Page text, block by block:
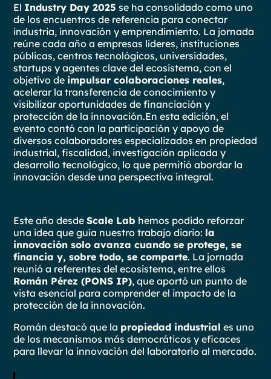
El Industry Day 2025 se ha consolidado como uno
de los encuentros de referencia para conectar
industria, innovación y emprendimiento. La jornada
reúne cada año a empresas líderes, instituciones
públicas, centros tecnológicos, universidades,
startups y agentes clave del ecosistema, con el
objetivo de impulsar colaboraciones reales,
acelerar la transferencia de conocimiento y
visibilizar oportunidades de financiación y
protección de la innovación.En esta edición, el
evento contó con la participación y apoyo de
diversos colaboradores especializados en propiedad
industrial, fiscalidad, investigación aplicada y
desarrollo tecnológico, lo que permitió abordar la
innovación desde una perspectiva integral.
Este año desdeScale Lab hemos podido reforzar
una idea que guía nuestro trabajo diario: la
innovación solo avanza cuando se protege, se
financia y, sobre todo, se comparte. La jornada
reunió a referentes del ecosistema, entre ellos
Román Pérez (PONS IP), que aportó un punto de
vista esencial para comprender el impacto de la
protección de la innovación.
Román destacó que la propiedad industrial es uno
de los mecanismos más democráticos y eficaces
para llevar la innovación del laboratorio al mercado.